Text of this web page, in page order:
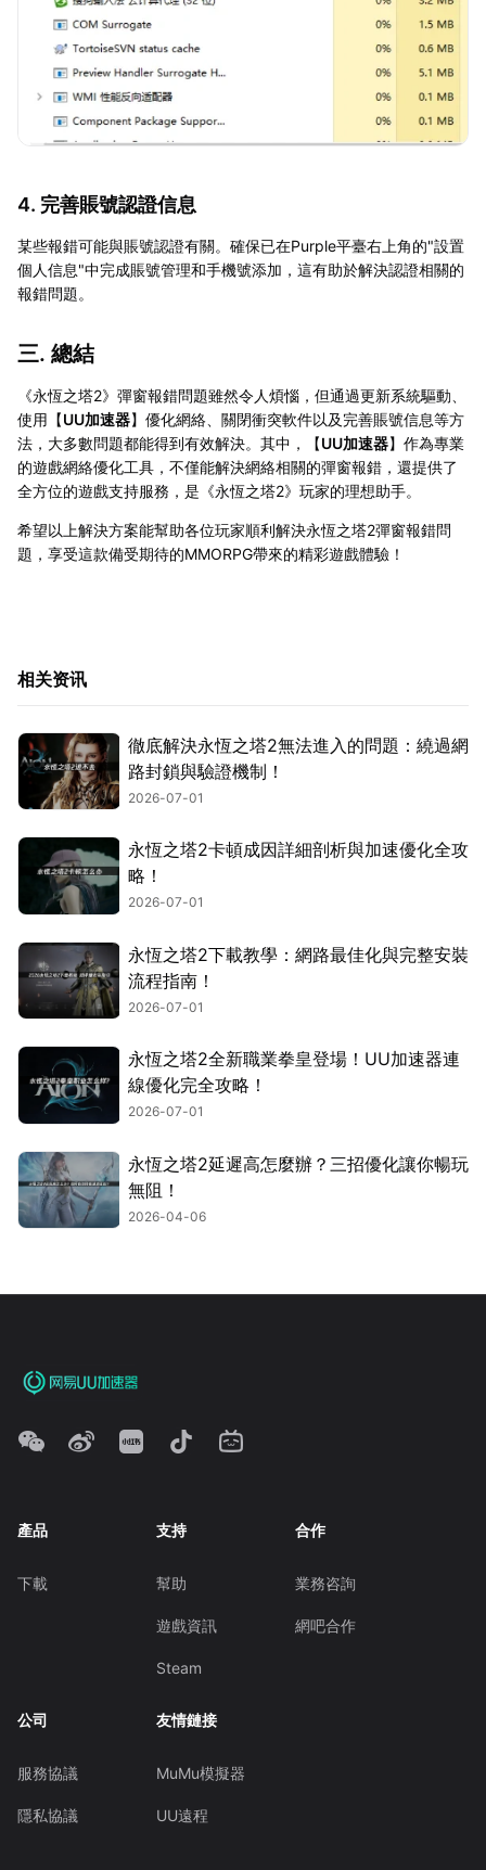
4. 完善賬號認證信息
某些報錯可能與賬號認證有關。確保已在Purple平臺右上角的"設置
個人信息"中完成賬號管理和手機號添加，這有助於解決認證相關的
報錯問題。
三. 總結
《永恆之塔2》彈窗報錯問題雖然令人煩惱，但通過更新系統驅動、
使用【UU加速器】優化網絡、關閉衝突軟件以及完善賬號信息等方
法，大多數問題都能得到有效解決。其中，【UU加速器】作為專業
的遊戲網絡優化工具，不僅能解決網絡相關的彈窗報錯，還提供了
全方位的遊戲支持服務，是《永恆之塔2》玩家的理想助手。
希望以上解決方案能幫助各位玩家順利解決永恆之塔2彈窗報錯問
題，享受這款備受期待的MMORPG帶來的精彩遊戲體驗！
相关资讯
徹底解決永恆之塔2無法進入的問題：繞過網
路封鎖與驗證機制！
2026-07-01
永恆之塔2卡頓成因詳細剖析與加速優化全攻
略！
2026-07-01
永恆之塔2下載教學：網路最佳化與完整安裝
流程指南！
2026-07-01
永恆之塔2全新職業拳皇登場！UU加速器連
線優化完全攻略！
2026-07-01
永恆之塔2延遲高怎麼辦？三招優化讓你暢玩
無阻！
2026-04-06
產品
下載
支持
幫助
遊戲資訊
Steam
合作
業務咨詢
網吧合作
公司
服務協議
隱私協議
友情鏈接
MuMu模擬器
UU遠程